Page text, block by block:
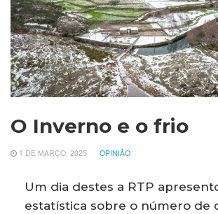
O Inverno e o frio
1 DE MARÇO, 2025 OPINIÃO
Um dia destes a RTP
estatística sobre o número de